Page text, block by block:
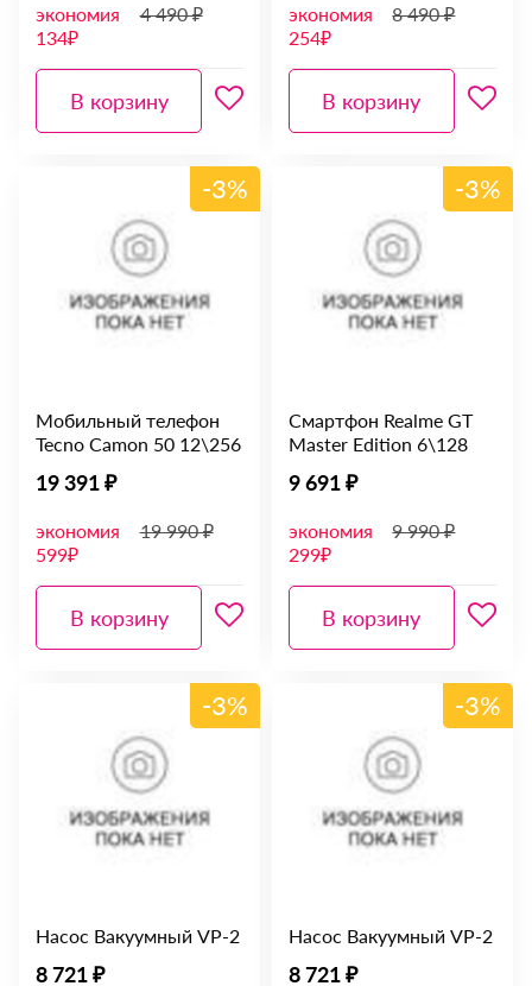
экономия
134₽
4 490 ₽
В корзину
экономия
254₽
8 490 ₽
В корзину
-3%
Мобильный телефон
Tecno Camon 50 12\256
19 391 ₽
экономия
599₽
19 990 ₽
В корзину
-3%
Смартфон Realme GT
Master Edition 6\128
9 691 ₽
экономия
299₽
9 990 ₽
В корзину
-3%
Насос Вакуумный VP-2
8 721 ₽
-3%
Насос Вакуумный VP-2
8 721 ₽